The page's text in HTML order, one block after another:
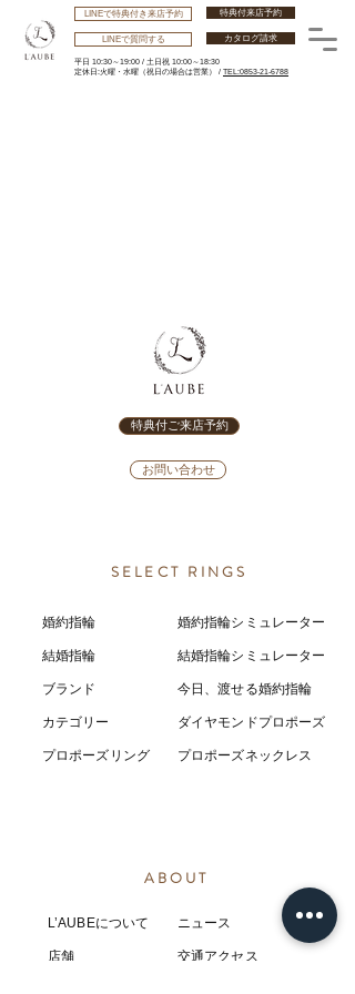
特典付来店予約
LINEで特典付き来店予約
カタログ請求
平日 10:30～19:00 / 土日祝 10:00～18:30
​定休日:火曜・水曜 （祝日の場合は営業） / TEL:0853-21-6788
LINEで質問する
特典付ご来店予約
お問い合わせ
SELECT RINGS
婚約指輪
結婚指輪
ブランド
カテゴリー
プロポーズリング
婚約指輪シミュレーター
結婚指輪シミ ュレーター
今日、渡せる婚約指輪
ダイヤモンドプロポーズ
プロポーズネックレス
ABOUT
L’AUBEについて
店舗
​ニュース
​交通アクセス